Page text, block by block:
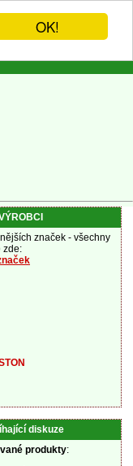
OK!
značek - všechny
zde:
diskuze
produkty: